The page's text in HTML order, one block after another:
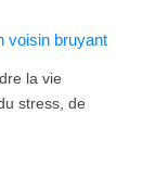
voisin bruyant
la vie
stress, de